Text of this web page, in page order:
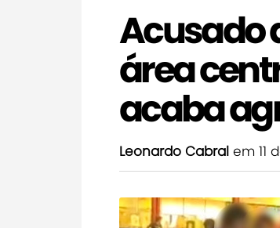
Acusado
área
acaba
Leonardo Cabral em 11